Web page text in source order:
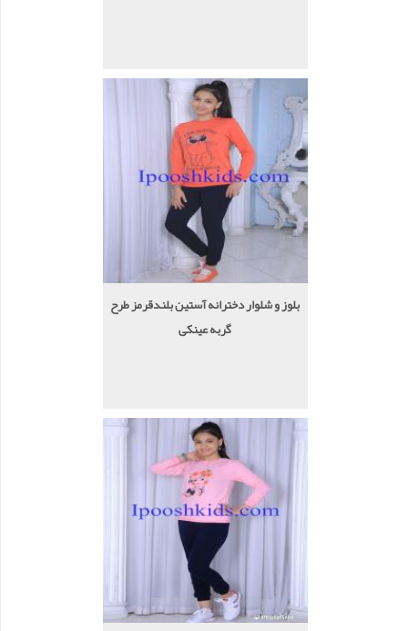
بلوز و شلوار دخترانه آستین بلندقرمز طرح
گربه عینکی